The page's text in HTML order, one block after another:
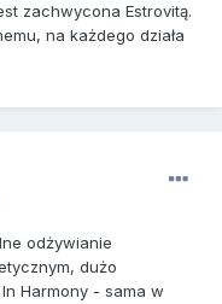
zachwycona Estrovitą.
na każdego działa
odżywianie
dużo
Harmony - sama w